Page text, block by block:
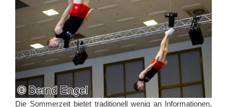
Die Sommerzeit bietet traditionell wenig an Informationen,